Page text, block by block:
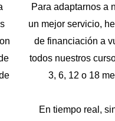
Para adaptarnos a
un mejor servicio,
de financiación a
todos nuestros
3, 6, 12 o 18
En tiempo real,